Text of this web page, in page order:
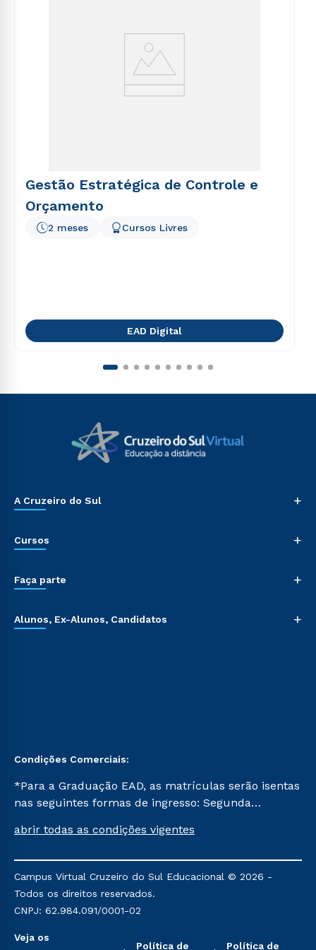
Gestão Estratégica de Controle e
Orçamento
2 meses Cursos Livres
EAD Digital
A Cruzeiro do Sul +
Cursos +
Faça parte +
Alunos, Ex-Alunos, Candidatos +
Condições Comerciais:
*Para a Graduação EAD, as matrículas serão isentas
nas seguintes formas de ingresso: Segunda
Já para as demais, a taxa de matrícula será de R$
mencionadas são referentes aos cursos: Ensino
Religioso, Geografia para a Docência e Metodologia
do Ensino de História: Questões Atuais.
abrir todas as condições vigentes
Campus Virtual Cruzeiro do Sul Educacional © 2026 -
Todos os direitos reservados.
CNPJ: 62.984.091/0001-02
Veja os
Política de Política de